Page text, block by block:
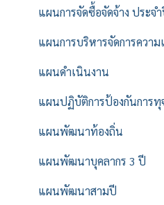
แผนการจัดซื้อจัดจ้าง ประจ
แผนการบริหารจัดการความ
แผนดำเนินงาน
แผนปฏิบัติการป้องกันการทุ
แผนพัฒนาท้องถิ่น
แผนพัฒนาบุคลากร 3 ปี
แผนพัฒนาสามปี